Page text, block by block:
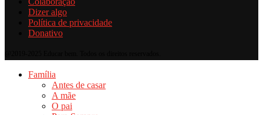
Dizer algo
Política de privacidade
Donativo
Família
Antes de casar
A mãe
O pai